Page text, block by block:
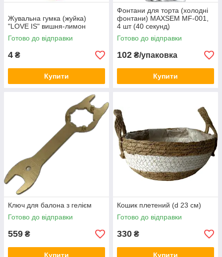
Жувальна гумка (жуйка)
"LOVE IS" вишня-лимон
Готово до відправки
4 ₴
Купити
Фонтани для торта (холодні
фонтани) MAXSEM MF-001,
4 шт (40 секунд)
Готово до відправки
102 ₴/упаковка
Купити
Ключ для балона з гелієм
Готово до відправки
559 ₴
Купити
Кошик плетений (d 23 см)
Готово до відправки
330 ₴
Купити